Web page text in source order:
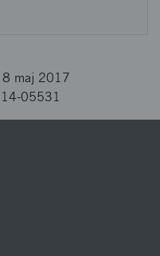
8 maj 2017
05531